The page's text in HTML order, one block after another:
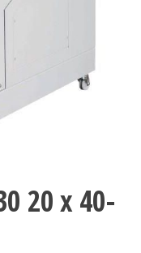
20 x 40-